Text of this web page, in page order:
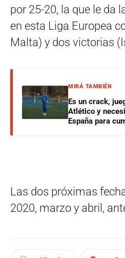
por 25-20, la que le da
en esta Liga Europea
Malta) y dos victorias
MIRÁ TAMBIÉN
Es un crack,
Atlético y
España para
Las dos próximas
2020, marzo y abril,